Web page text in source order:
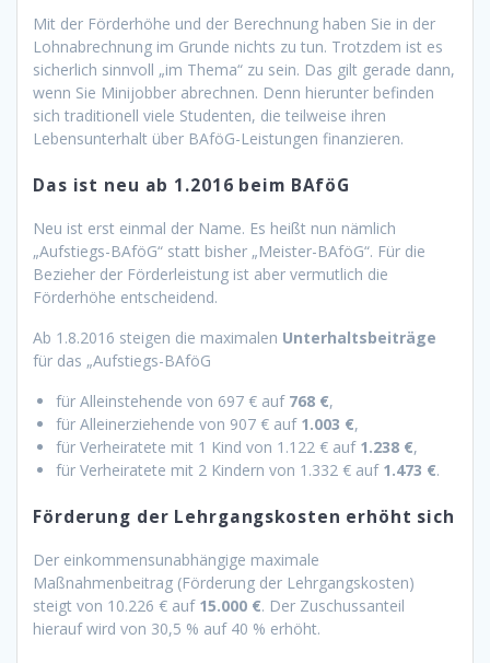
Mit der Förderhöhe und der Berechnung haben Sie in der
Lohnabrechnung im Grunde nichts zu tun. Trotzdem ist es
sicherlich sinnvoll „im Thema“ zu sein. Das gilt gerade dann,
wenn Sie Minijobber abrechnen. Denn hierunter befinden
sich traditionell viele Studenten, die teilweise ihren
Lebensunterhalt über BAföG-Leistungen finanzieren.
Das ist neu ab 1.2016 beim BAföG
Neu ist erst einmal der Name. Es heißt nun nämlich
„Aufstiegs-BAföG“ statt bisher „Meister-BAföG“. Für die
Bezieher der Förderleistung ist aber vermutlich die
Förderhöhe entscheidend.
Ab 1.8.2016 steigen die maximalen Unterhaltsbeiträge
für das „Aufstiegs-BAföG
für Alleinstehende von 697 € auf 768 €,
für Alleinerziehende von 907 € auf 1.003 €,
für Verheiratete mit 1 Kind von 1.122 € auf 1.238 €,
für Verheiratete mit 2 Kindern von 1.332 € auf 1.473 €.
Förderung der Lehrgangskosten erhöht sich
Der einkommensunabhängige maximale
Maßnahmenbeitrag (Förderung der Lehrgangskosten)
steigt von 10.226 € auf 15.000 €. Der Zuschussanteil
hierauf wird von 30,5 % auf 40 % erhöht.